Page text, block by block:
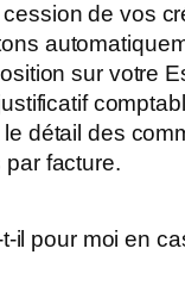
de vos
sur votre
détail des
facture.
il pour moi en